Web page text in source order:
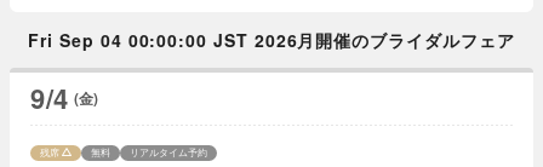
Fri Sep 04 00:00:00 JST 2026月開催のブライダルフェア
9/4 (金)
残席 無料 リアルタイム予約